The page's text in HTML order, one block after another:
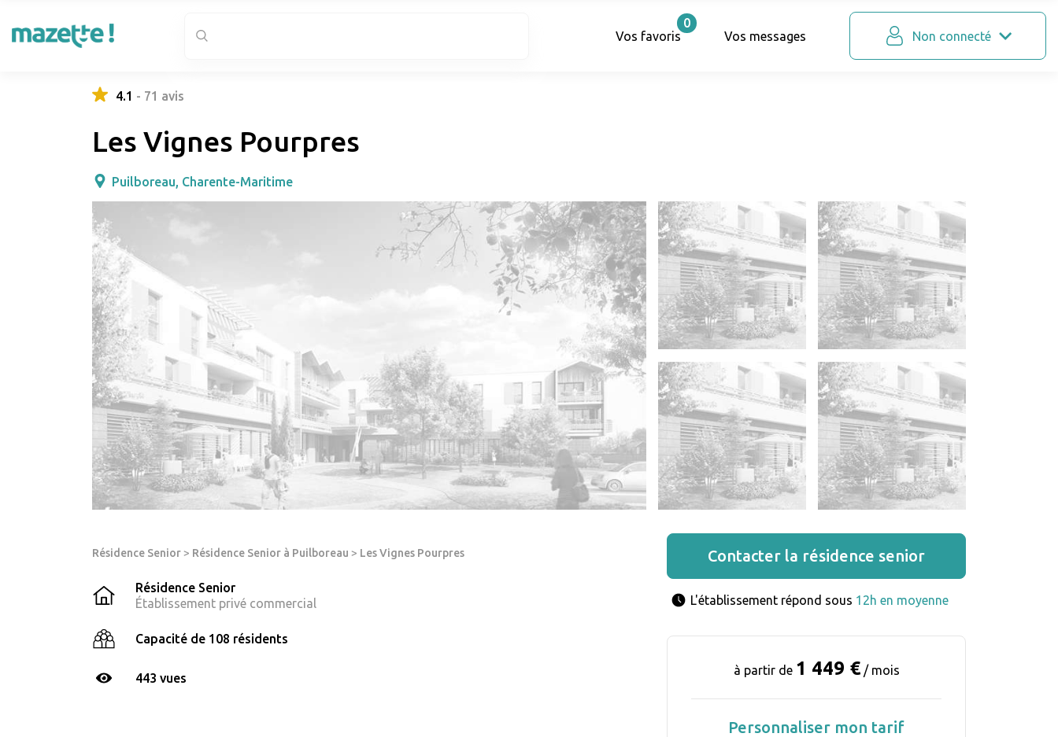
Vos favoris
0
Vos messages
Non connecté
4.1 - 71 avis
Les Vignes Pourpres
Puilboreau, Charente-Maritime
Résidence Senior > Résidence Senior à Puilboreau > Les Vignes Pourpres
Résidence Senior
Établissement privé commercial
Capacité de 108 résidents
443 vues
Contacter la résidence senior
L'établissement répond sous 12h en moyenne
à partir de 1 449 €/ mois
Personnaliser mon tarif